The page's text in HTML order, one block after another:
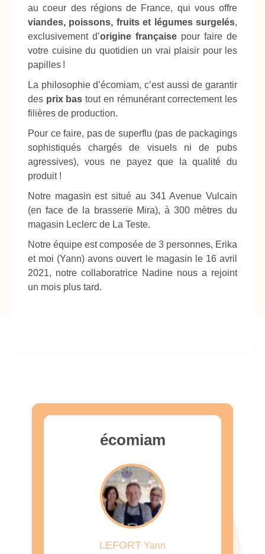
au coeur des régions de France, qui vous offre
viandes, poissons, fruits et légumes surgelés,
exclusivement d’origine française pour faire de
votre cuisine du quotidien un vrai plaisir pour les
papilles !
La philosophie d’écomiam, c’est aussi de garantir
des prix bas tout en rémunérant correctement les
filières de production.
Pour ce faire, pas de superflu (pas de packagings
sophistiqués chargés de visuels ni de pubs
agressives), vous ne payez que la qualité du
produit !
Notre magasin est situé au 341 Avenue Vulcain
(en face de la brasserie Mira), à 300 mètres du
magasin Leclerc de La Teste.
Notre équipe est composée de 3 personnes, Erika
et moi (Yann) avons ouvert le magasin le 16 avril
2021, notre collaboratrice Nadine nous a rejoint
un mois plus tard.
écomiam
LEFORT Yann